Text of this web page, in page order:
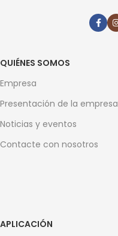
QUIÉNES SOMOS
Empresa
Presentación de la empresa
Noticias y eventos
Contacte con nosotros
APLICACIÓN